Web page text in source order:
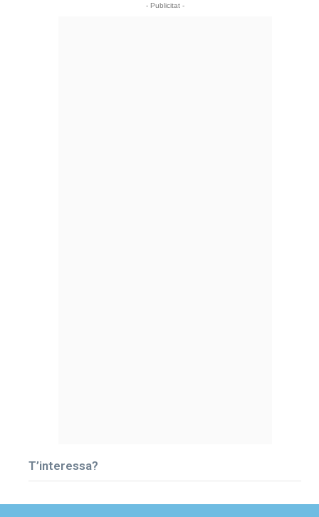
- Publicitat -
T’interessa?